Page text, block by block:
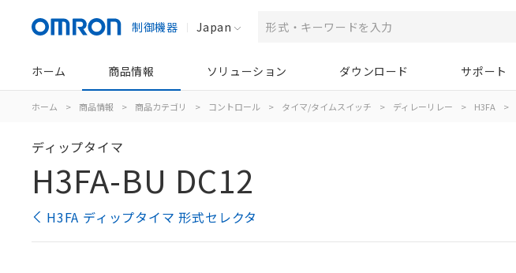
制御機器 Japan
ホーム 商品情報 ソリューション ダウンロード サポート
ホーム > 商品情報 > 商品カテゴリ > コントロール > タイマ/タイムスイッチ > ディレーリレー > H3FA >
ディップタイマ
H3FA-BU DC12
H3FA ディップタイマ 形式セレクタ